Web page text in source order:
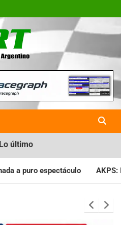
La Revista
Karting en
Lo último
Intervino la IGJ y oficializó el